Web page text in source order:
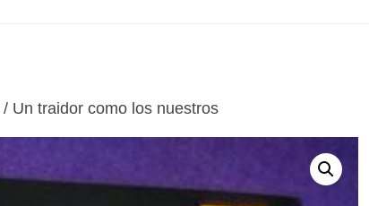
/ Un traidor como los nuestros